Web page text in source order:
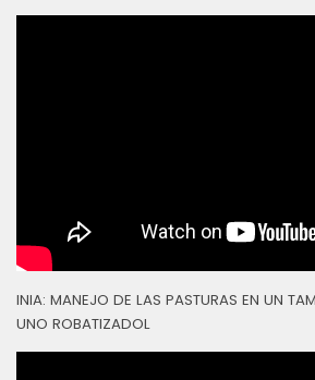
INIA: MANEJO DE LAS PASTURAS EN UN
UNO ROBATIZADOL